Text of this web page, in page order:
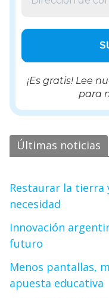
¡Es gratis! Lee
para
Últimas noticias
Restaurar la tierra
necesidad
Innovación
futuro
Menos pantallas,
apuesta educativa